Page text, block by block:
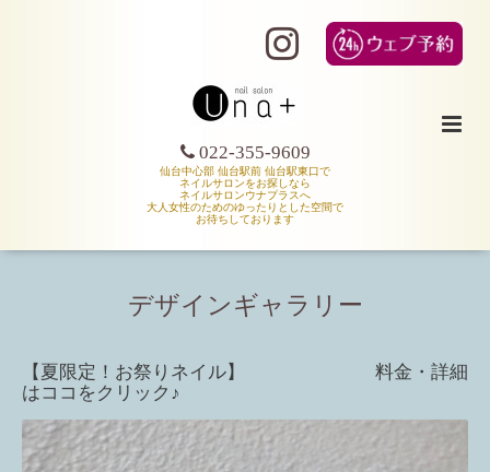
022-355-9609
仙台中心部 仙台駅前 仙台駅東口で
ネイルサロンをお探しなら
ネイルサロンウナプラスへ
大人女性のためのゆったりとした空間で
お待ちしております
デザインギャラリー
【夏限定！お祭りネイル】 料金・詳細
はココをクリック♪